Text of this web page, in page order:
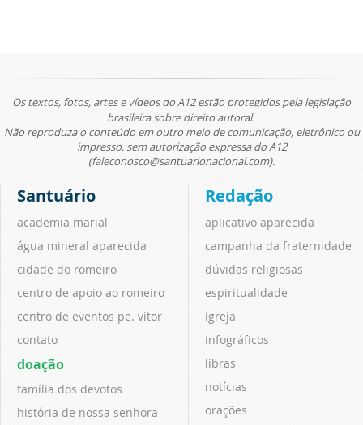
Os textos, fotos, artes e vídeos do A12 estão protegidos pela legislação
brasileira sobre direito autoral.
Não reproduza o conteúdo em outro meio de comunicação, eletrônico ou
impresso, sem autorização expressa do A12
(faleconosco@santuarionacional.com).
Santuário
academia marial
água mineral aparecida
cidade do romeiro
centro de apoio ao romeiro
centro de eventos pe. vitor
contato
doação
família dos devotos
história de nossa senhora
Redação
aplicativo aparecida
campanha da fraternidade
dúvidas religiosas
espiritualidade
igreja
infográficos
libras
notícias
orações